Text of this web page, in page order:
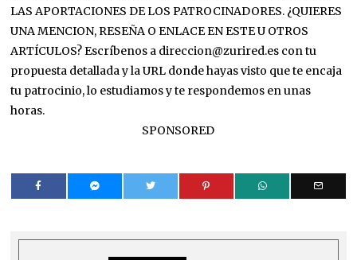
LAS APORTACIONES DE LOS PATROCINADORES. ¿QUIERES
UNA MENCION, RESEÑA O ENLACE EN ESTE U OTROS
ARTÍCULOS? Escríbenos a direccion@zurired.es con tu
propuesta detallada y la URL donde hayas visto que te encaja
tu patrocinio, lo estudiamos y te respondemos en unas
horas.
SPONSORED